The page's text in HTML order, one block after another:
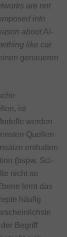
are not
into
about AI-
like car
genaueren
ist
werden
Quellen
enthalten
(bspw. Sci-
nicht so
lernt das
häufig
Begriff